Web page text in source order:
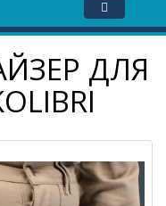
ДЛЯ